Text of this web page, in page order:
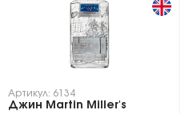
Артикул: 6134
Джин Martin Miller's